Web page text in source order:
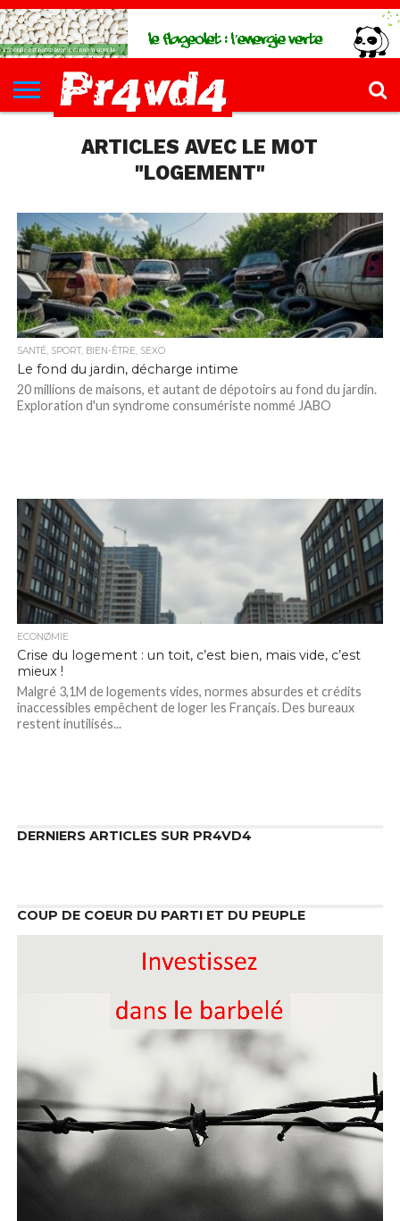
L’INFØ
PØLITIQUE
ECONØMIE
КULTURE
SANTÉ
FILLETTE
FORMATIONS
CONTACT
ARTICLES AVEC LE MOT
"LOGEMENT"
SANTÉ, SPORT, BIEN-ÊTRE, SEXO
Le fond du jardin, décharge intime
20 millions de maisons, et autant de dépotoirs au fond du jardin.
Exploration d'un syndrome consumériste nommé JABO
ECONØMIE
Crise du logement : un toit, c’est bien, mais vide, c’est
mieux !
Malgré 3,1M de logements vides, normes absurdes et crédits
inaccessibles empêchent de loger les Français. Des bureaux
restent inutilisés...
DERNIERS ARTICLES SUR PR4VD4
COUP DE COEUR DU PARTI ET DU PEUPLE